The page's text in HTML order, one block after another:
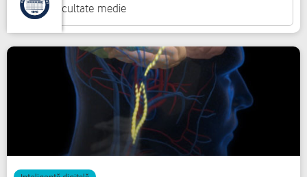
Dificultate medie